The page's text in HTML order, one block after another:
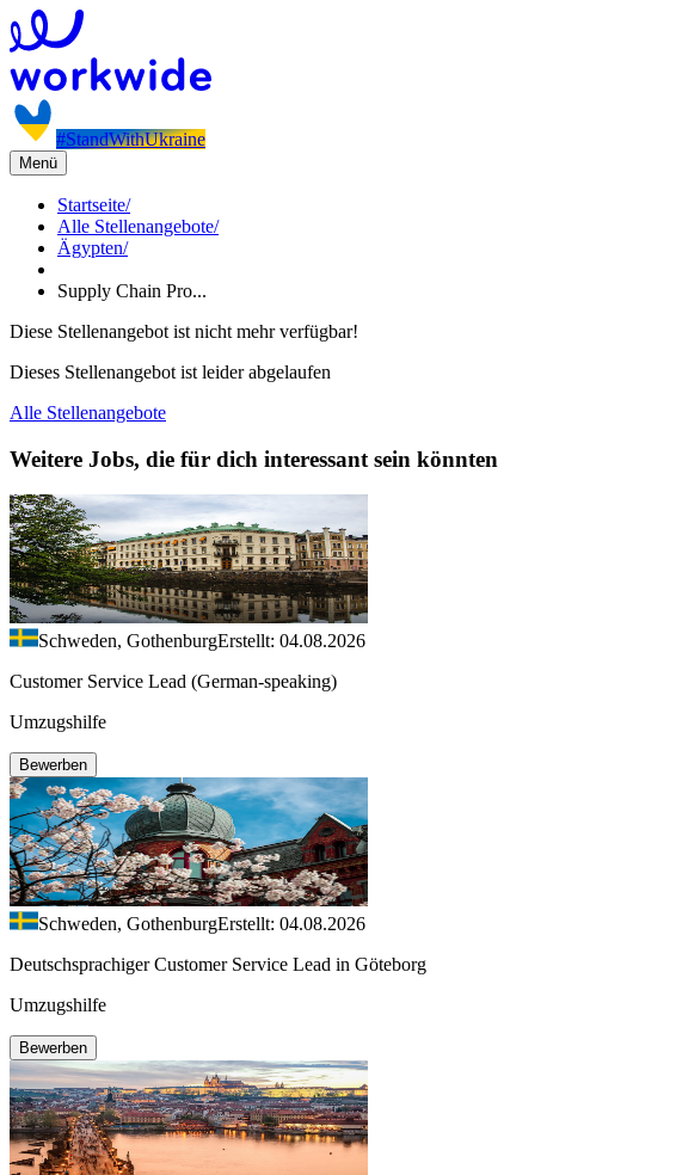
#StandWithUkraine
Menü
Startseite/
Alle Stellenangebote/
Ägypten/
Supply Chain Pro...
Diese Stellenangebot ist nicht mehr verfügbar!
Dieses Stellenangebot ist leider abgelaufen
Alle Stellenangebote
Weitere Jobs, die für dich interessant sein könnten
Schweden, GothenburgErstellt: 04.08.2026
Customer Service Lead (German-speaking)
Umzugshilfe
Bewerben
Schweden, GothenburgErstellt: 04.08.2026
Deutschsprachiger Customer Service Lead in Göteborg
Umzugshilfe
Bewerben